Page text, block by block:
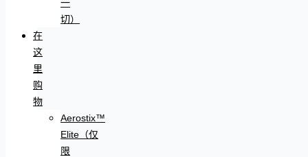
一
切）
在
这
里
购
物
Aerostix™
Elite（仅
限